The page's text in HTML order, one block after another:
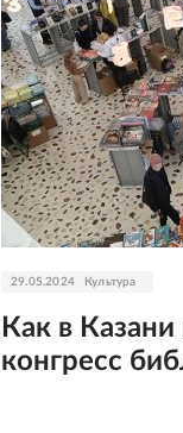
29.05.2024 Культура
Как в
конгресс